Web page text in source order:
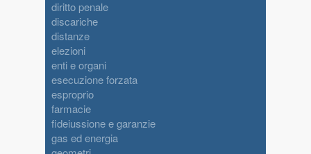
diritto penale
discariche
distanze
elezioni
enti e organi
esecuzione forzata
esproprio
farmacie
fideiussione e garanzie
gas ed energia